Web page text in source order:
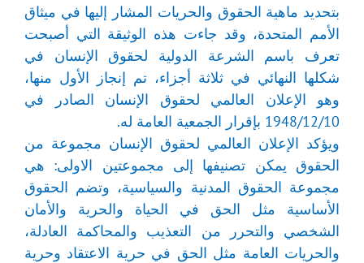
بتحديد ماهية الحقوق والحريات المشار إليها في ميثاق
الأمم المتحدة، وقد جاءت هذه الوثيقة التي أصبحت
تعرف باسم الشرعة الدولية لحقوق الإنسان في
شكلها النهائي في ثلاثة أجزاء، تم إنجاز الأول منها،
وهو الإعلان العالمي لحقوق الإنسان الصادر في
1948/12/10 بإقرار الجمعية العامة له.
ويؤكد الإعلان العالمي لحقوق الإنسان مجموعة من
الحقوق يمكن تصنيفها إلى مجموعتين الاولى: هي
مجموعة الحقوق المدنية والسياسية، وتضم الحقوق
الأساسية مثل الحق في الحياة والحرية والأمان
الشخصي والتحرر من التعذيب والمحاكمة العادلة،
والحريات العامة مثل الحق في حرية الاعتقاد وحرية